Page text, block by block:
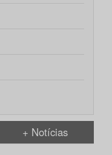
+ Notícias